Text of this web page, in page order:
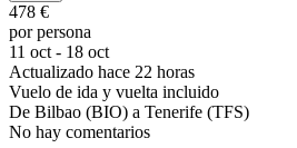
478 €
por persona
11 oct - 18 oct
Actualizado hace 22 horas
Vuelo de ida y vuelta incluido
De Bilbao (BIO) a Tenerife (TFS)
No hay comentarios